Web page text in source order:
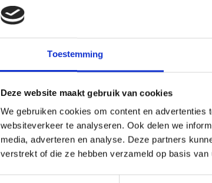
Toestemming
Deze website maakt gebruik van cookies
We gebruiken cookies om content en
websiteverkeer te analyseren. Ook delen we
media, adverteren en analyse. Deze partners
verstrekt of die ze hebben verzameld op basis
2-standen motor, Nalooptimer, Regelbaar
Kunststof
Buisventilator
Wit